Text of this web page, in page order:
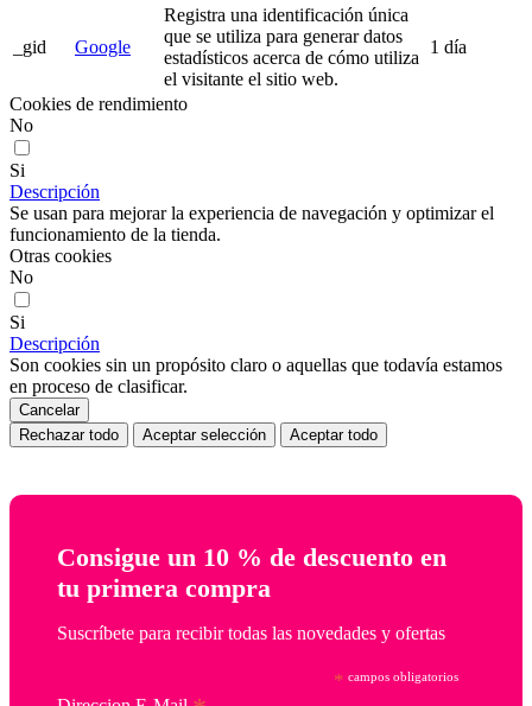
_gid Google
Registra una identificación única
que se utiliza para generar datos
estadísticos acerca de cómo utiliza
el visitante el sitio web.
1 día
Cookies de rendimiento
No
Si
Descripción
Se usan para mejorar la experiencia de navegación y optimizar el
funcionamiento de la tienda.
Otras cookies
No
Si
Descripción
Son cookies sin un propósito claro o aquellas que todavía estamos
en proceso de clasificar.
Cancelar
Rechazar todo
Aceptar selección Aceptar todo
Consigue un 10 % de descuento en
tu primera compra
Suscríbete para recibir todas las novedades y ofertas
* campos obligatorios